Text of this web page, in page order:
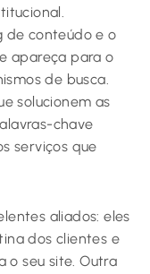
de conteúdo e o
apareça para o
de busca.
solucionem as
chave
serviços que
aliados: eles
dos clientes e
o seu site. Outra